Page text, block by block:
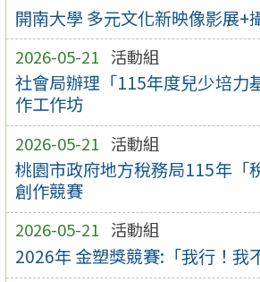
開南大學 多元文化新映像影展+
2026-05-21 活動組
社會局辦理「115年度兒少培力
作工作坊
2026-05-21 活動組
桃園市政府地方稅務局115年「
創作競賽
2026-05-21 活動組
2026年 金塑獎競賽:「我行！我